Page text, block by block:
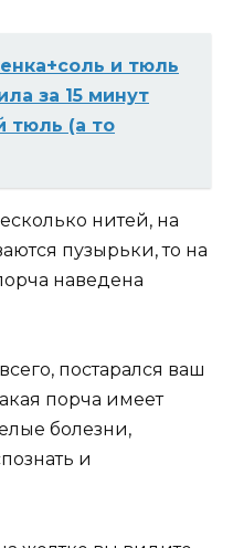
и тюль
за 15 минут
тюль (а то
нитей, на
пузырьки, то на
наведена
постарался ваш
порча имеет
болезни,
и